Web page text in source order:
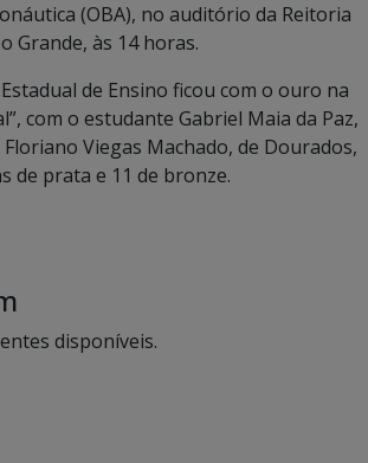
(OBA), no auditório da Reitoria
Grande, às 14 horas.
Estadual de Ensino ficou com o ouro na
com o estudante Gabriel Maia da Paz,
Floriano Viegas Machado, de Dourados,
de prata e 11 de bronze.
disponíveis.